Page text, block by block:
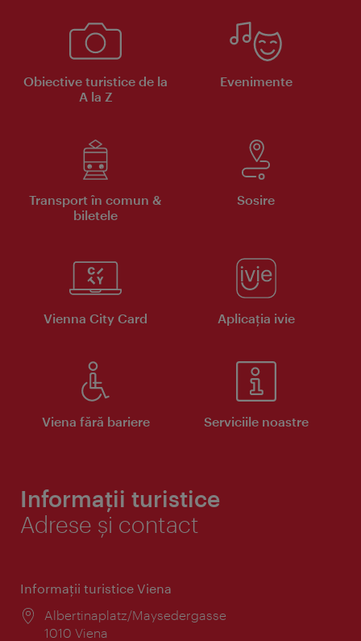
Obiective turistice de la
A la Z
Evenimente
Transport în comun &
biletele
Sosire
Vienna City Card Aplicaţia ivie
Viena fără bariere Serviciile noastre
Informații turistice
Adrese și contact
Informaţii turistice Viena
Locul:
Albertinaplatz/Maysedergasse
1010 Viena